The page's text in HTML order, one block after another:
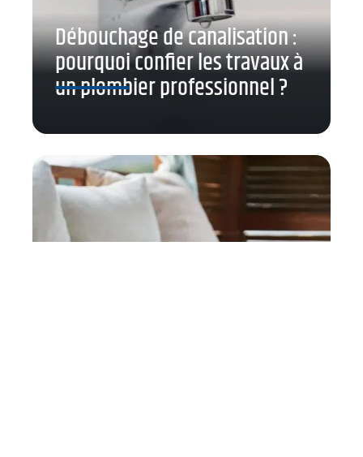
Débouchage de canalisation :
pourquoi confier les travaux à
un plombier professionnel ?